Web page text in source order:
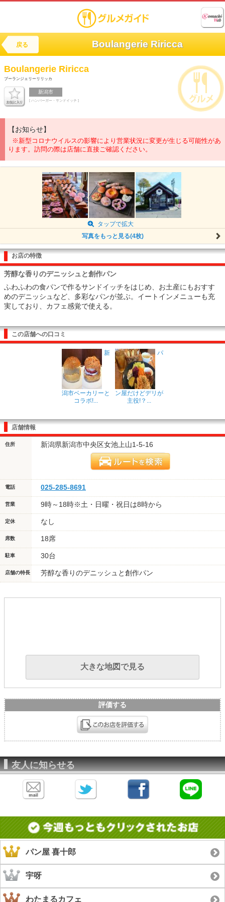
戻る Boulangerie Riricca
Boulangerie Riricca
ブーランジェリーリリッカ
新潟市
[ ハンバーガー・サンドイッチ ]
【お知らせ】
※新型コロナウイルスの影響により営業状況に変更が生じる可能性があ
ります。訪問の際は店舗に直接ご確認ください。
タップで拡大
写真をもっと見る(4枚)
お店の特徴
芳醇な香りのデニッシュと創作パン
ふわふわの食パンで作るサンドイッチをはじめ、お土産にもおすす
めのデニッシュなど、多彩なパンが並ぶ。イートインメニューも充
実しており、カフェ感覚で使える。
この店舗への口コミ
新
潟市ベーカリーと
コラボ!...
パ
ン屋だけどデリが
主役!？...
店舗情報
住所 新潟県新潟市中央区女池上山1-5-16
電話 025-285-8691
営業 9時～18時※土・日曜・祝日は8時から
定休 なし
席数 18席
駐車 30台
店舗の特長 芳醇な香りのデニッシュと創作パン
大きな地図で見る
評価する
友人に知らせる
パン屋 喜十郎
宇呀
わたまるカフェ